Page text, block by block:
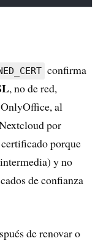
confirma
, no de red,
al
por
porque
y no
de confianza
de renovar o